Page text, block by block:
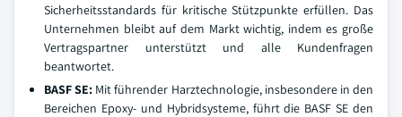
Sicherheitsstandards für kritische Stützpunkte erfüllen. Das
Unternehmen bleibt auf dem Markt wichtig, indem es große
Vertragspartner unterstützt und alle Kundenfragen
beantwortet.
BASF SE: Mit führender Harztechnologie, insbesondere in den
Bereichen Epoxy- und Hybridsysteme, führt die BASF SE den